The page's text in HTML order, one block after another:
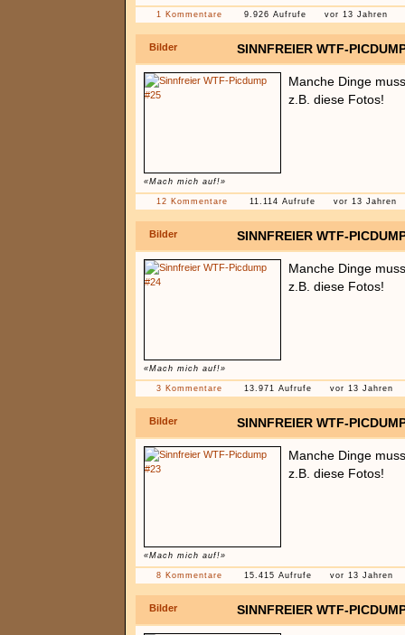
1 Kommentare 9.926 Aufrufe vor 13 Jahren
Bilder SINNFREIER WTF-
«Mach mich auf!»
Manche Dinge
z.B. diese Fotos!
12 Kommentare 11.114 Aufrufe vor 13 Jahren
Bilder SINNFREIER WTF-
«Mach mich auf!»
Manche Dinge
z.B. diese Fotos!
3 Kommentare 13.971 Aufrufe vor 13 Jahren
Bilder SINNFREIER WTF-
«Mach mich auf!»
Manche Dinge
z.B. diese Fotos!
8 Kommentare 15.415 Aufrufe vor 13 Jahren
Bilder SINNFREIER WTF-